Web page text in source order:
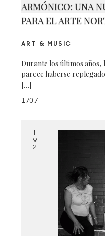
ARMÓNICO: UNA
PARA EL ARTE
ART & MUSIC
Durante los últimos años,
parece haberse
[…]
1707
1
9
2